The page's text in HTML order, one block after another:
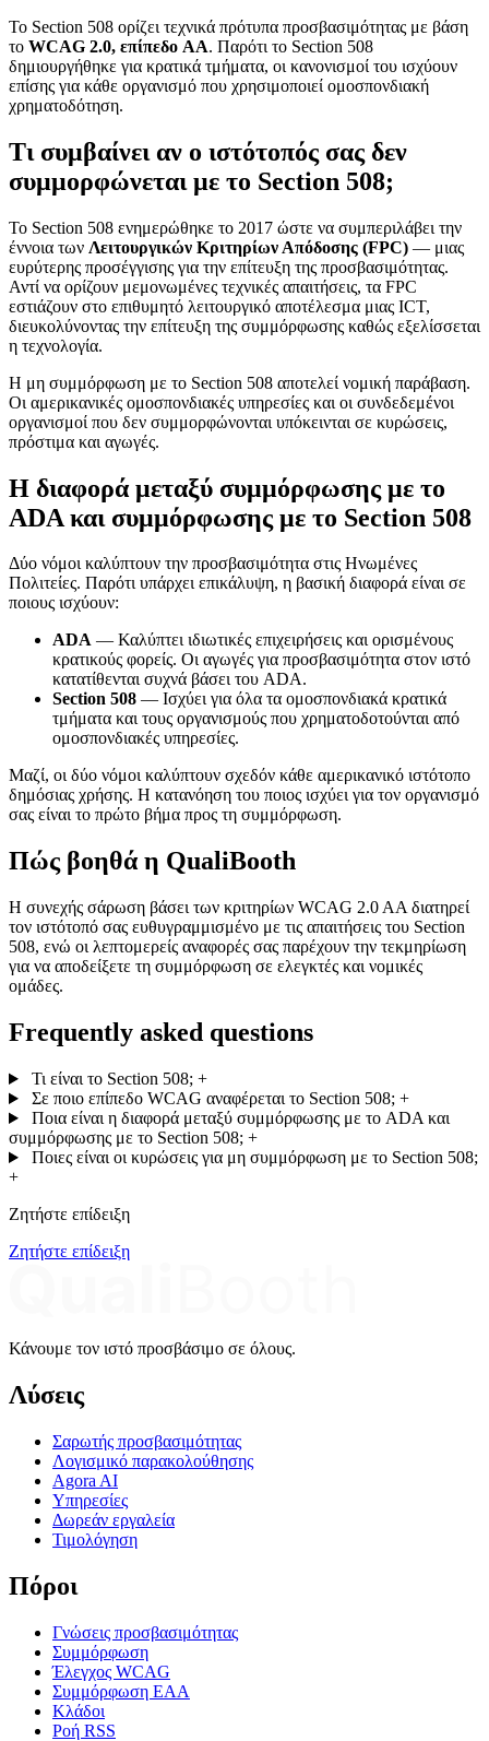
Το Section 508 ορίζει τεχνικά πρότυπα προσβασιμότητας με βάση
το WCAG 2.0, επίπεδο AA. Παρότι το Section 508
δημιουργήθηκε για κρατικά τμήματα, οι κανονισμοί του ισχύουν
επίσης για κάθε οργανισμό που χρησιμοποιεί ομοσπονδιακή
χρηματοδότηση.
Τι συμβαίνει αν ο ιστότοπός σας δεν
συμμορφώνεται με το Section 508;
Το Section 508 ενημερώθηκε το 2017 ώστε να συμπεριλάβει την
έννοια των Λειτουργικών Κριτηρίων Απόδοσης (FPC) — μιας
ευρύτερης προσέγγισης για την επίτευξη της προσβασιμότητας.
Αντί να ορίζουν μεμονωμένες τεχνικές απαιτήσεις, τα FPC
εστιάζουν στο επιθυμητό λειτουργικό αποτέλεσμα μιας ICT,
διευκολύνοντας την επίτευξη της συμμόρφωσης καθώς εξελίσσεται
η τεχνολογία.
Η μη συμμόρφωση με το Section 508 αποτελεί νομική παράβαση.
Οι αμερικανικές ομοσπονδιακές υπηρεσίες και οι συνδεδεμένοι
οργανισμοί που δεν συμμορφώνονται υπόκεινται σε κυρώσεις,
πρόστιμα και αγωγές.
Η διαφορά μεταξύ συμμόρφωσης με το
ADA και συμμόρφωσης με το Section 508
Δύο νόμοι καλύπτουν την προσβασιμότητα στις Ηνωμένες
Πολιτείες. Παρότι υπάρχει επικάλυψη, η βασική διαφορά είναι σε
ποιους ισχύουν:
ADA — Καλύπτει ιδιωτικές επιχειρήσεις και ορισμένους
κρατικούς φορείς. Οι αγωγές για προσβασιμότητα στον ιστό
κατατίθενται συχνά βάσει του ADA.
Section 508 — Ισχύει για όλα τα ομοσπονδιακά κρατικά
τμήματα και τους οργανισμούς που χρηματοδοτούνται από
ομοσπονδιακές υπηρεσίες.
Μαζί, οι δύο νόμοι καλύπτουν σχεδόν κάθε αμερικανικό ιστότοπο
δημόσιας χρήσης. Η κατανόηση του ποιος ισχύει για τον οργανισμό
σας είναι το πρώτο βήμα προς τη συμμόρφωση.
Πώς βοηθά η QualiBooth
Η συνεχής σάρωση βάσει των κριτηρίων WCAG 2.0 AA διατηρεί
τον ιστότοπό σας ευθυγραμμισμένο με τις απαιτήσεις του Section
508, ενώ οι λεπτομερείς αναφορές σας παρέχουν την τεκμηρίωση
για να αποδείξετε τη συμμόρφωση σε ελεγκτές και νομικές
ομάδες.
Frequently asked questions
Τι είναι το Section 508; +
Σε ποιο επίπεδο WCAG αναφέρεται το Section 508; +
Ποια είναι η διαφορά μεταξύ συμμόρφωσης με το ADA και
συμμόρφωσης με το Section 508; +
Ποιες είναι οι κυρώσεις για μη συμμόρφωση με το Section 508;
+
Ζητήστε επίδειξη
Ζητήστε επίδειξη
Κάνουμε τον ιστό προσβάσιμο σε όλους.
Λύσεις
Σαρωτής προσβασιμότητας
Λογισμικό παρακολούθησης
Agora AI
Υπηρεσίες
Δωρεάν εργαλεία
Τιμολόγηση
Πόροι
Γνώσεις προσβασιμότητας
Συμμόρφωση
Έλεγχος WCAG
Συμμόρφωση EAA
Κλάδοι
Ροή RSS